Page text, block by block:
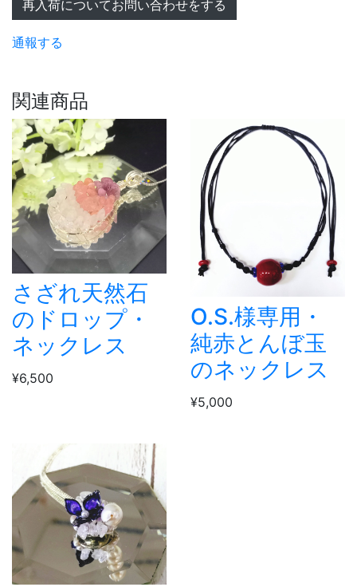
再入荷についてお問い合わせをする
通報する
関連商品
さざれ天然石
のドロップ・
ネックレス
¥6,500
O.S.様専用・
純赤とんぼ玉
のネックレス
¥5,000